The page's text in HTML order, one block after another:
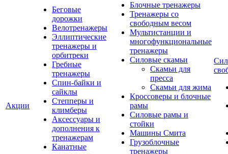
Акции
Беговые
дорожки
Велотренажеры
Эллиптические
тренажеры и
орбитреки
Гребные
тренажеры
Спин-байки и
сайклы
Степперы и
климберы
Аксессуары и
дополнения к
тренажерам
Канатные
Блочные тренажеры
Тренажеры со
свободным весом
Мультистанции и
многофункциональные
тренажеры
Силовые скамьи
Скамьи для
пресса
Скамьи для жима
Кроссоверы и блочные
рамы
Силовые рамы и
стойки
Машины Смита
Грузоблочные
тренажеры